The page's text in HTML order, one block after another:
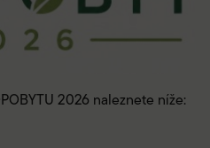
2026 naleznete níže: